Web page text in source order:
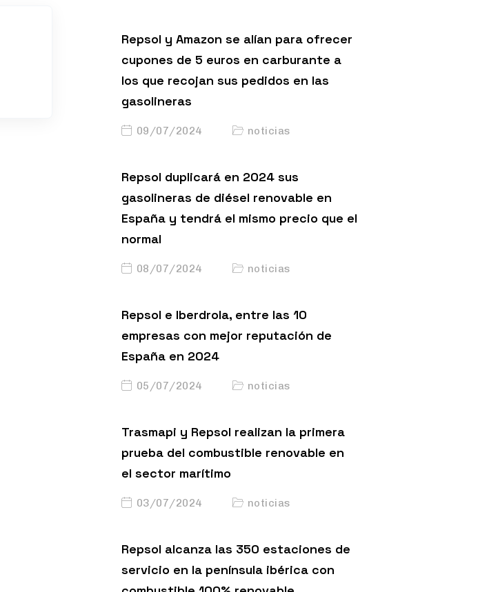
Repsol y Amazon se alían para ofrecer
cupones de 5 euros en carburante a
los que recojan sus pedidos en las
gasolineras
09/07/2024 noticias
Repsol duplicará en 2024 sus
gasolineras de diésel renovable en
España y tendrá el mismo precio que el
normal
08/07/2024 noticias
Repsol e Iberdrola, entre las 10
empresas con mejor reputación de
España en 2024
05/07/2024 noticias
Trasmapi y Repsol realizan la primera
prueba del combustible renovable en
el sector marítimo
03/07/2024 noticias
Repsol alcanza las 350 estaciones de
servicio en la península ibérica con